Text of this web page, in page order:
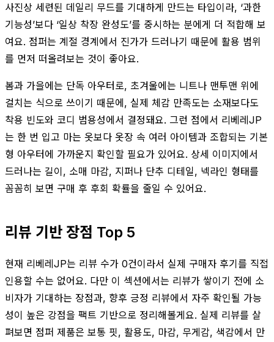
사진상 세련된 데일리 무드를 기대하게 만드는 타입이라, ‘과한
기능성’보다 ‘일상 착장 완성도’를 중시하는 분에게 더 적합해 보
여요. 점퍼는 계절 경계에서 진가가 드러나기 때문에 활용 범위
를 먼저 떠올려보는 것이 좋아요.
봄과 가을에는 단독 아우터로, 초겨울에는 니트나 맨투맨 위에
걸치는 식으로 쓰이기 때문에, 실제 체감 만족도는 소재보다도
착용 빈도와 코디 범용성에서 결정돼요. 그런 점에서 리베레JP
는 한 번 입고 마는 옷보다 옷장 속 여러 아이템과 조합되는 기본
형 아우터에 가까운지 확인할 필요가 있어요. 상세 이미지에서
드러나는 길이, 소매 마감, 지퍼나 단추 디테일, 넥라인 형태를
꼼꼼히 보면 구매 후 후회 확률을 줄일 수 있어요.
리뷰 기반 장점 Top 5
현재 리베레JP는 리뷰 수가 0건이라서 실제 구매자 후기를 직접
인용할 수는 없어요. 다만 이 섹션에서는 리뷰가 쌓이기 전에 소
비자가 기대하는 장점과, 향후 긍정 리뷰에서 자주 확인될 가능
성이 높은 강점을 팩트 기반으로 정리해볼게요. 실제 리뷰를 살
펴보면 점퍼 제품은 보통 핏, 활용도, 마감, 무게감, 색감에서 만